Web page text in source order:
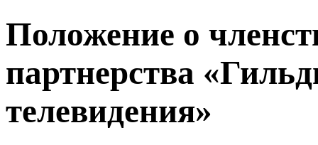
Положение о
партнерства
телевидения»